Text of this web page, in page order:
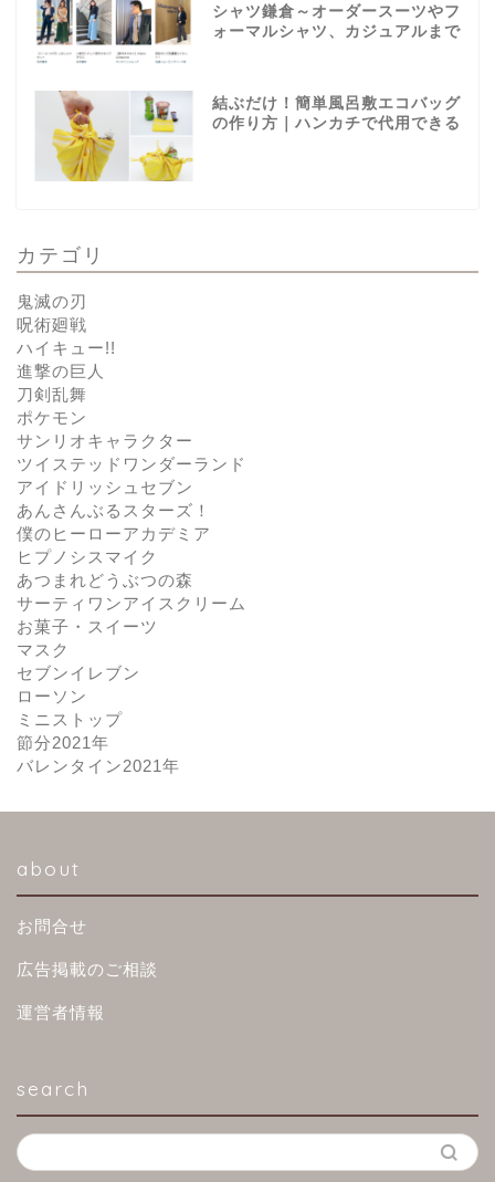
シャツ鎌倉～オーダースーツやフ
ォーマルシャツ、カジュアルまで
結ぶだけ！簡単風呂敷エコバッグ
の作り方｜ハンカチで代用できる
カテゴリ
鬼滅の刃
呪術廻戦
ハイキュー!!
進撃の巨人
刀剣乱舞
ポケモン
サンリオキャラクター
ツイステッドワンダーランド
アイドリッシュセブン
あんさんぶるスターズ！
僕のヒーローアカデミア
ヒプノシスマイク
あつまれどうぶつの森
サーティワンアイスクリーム
お菓子・スイーツ
マスク
セブンイレブン
ローソン
ミニストップ
節分2021年
バレンタイン2021年
about
お問合せ
広告掲載のご相談
運営者情報
search